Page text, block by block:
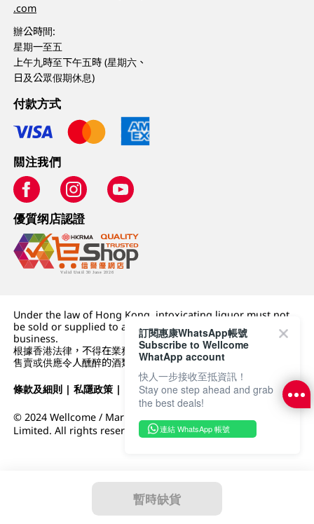
暫時缺貨
.com
辦公時間:
星期一至五
上午九時至下午五時 (星期六、
日及公眾假期休息)
付款方式
關注我們
優質纲店認證
Under the law of Hong Kong, intoxicating liquor must not
be sold or supplied to a minor (under 18) in the course of
business.
根據香港法律，不得在業務過程中，向未成年人 (18 歲以下人士)
售賣或供應令人醺醉的酒類。
條款及細則 |私隱政策 | DFI零售集團
© 2024 Wellcome / Market Place. The Dairy Farm Company
Limited. All rights reserved.
訂閱惠康WhatsApp帳號
Subscribe to Wellcome
WhatApp account
快人一步接收至抵資訊！
Stay one step ahead and grab
the best deals!
連結 WhatsApp 帳號